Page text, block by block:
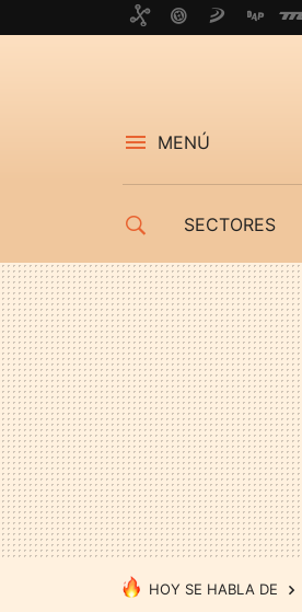
MENÚ
SECTORES
HOY SE HABLA DE